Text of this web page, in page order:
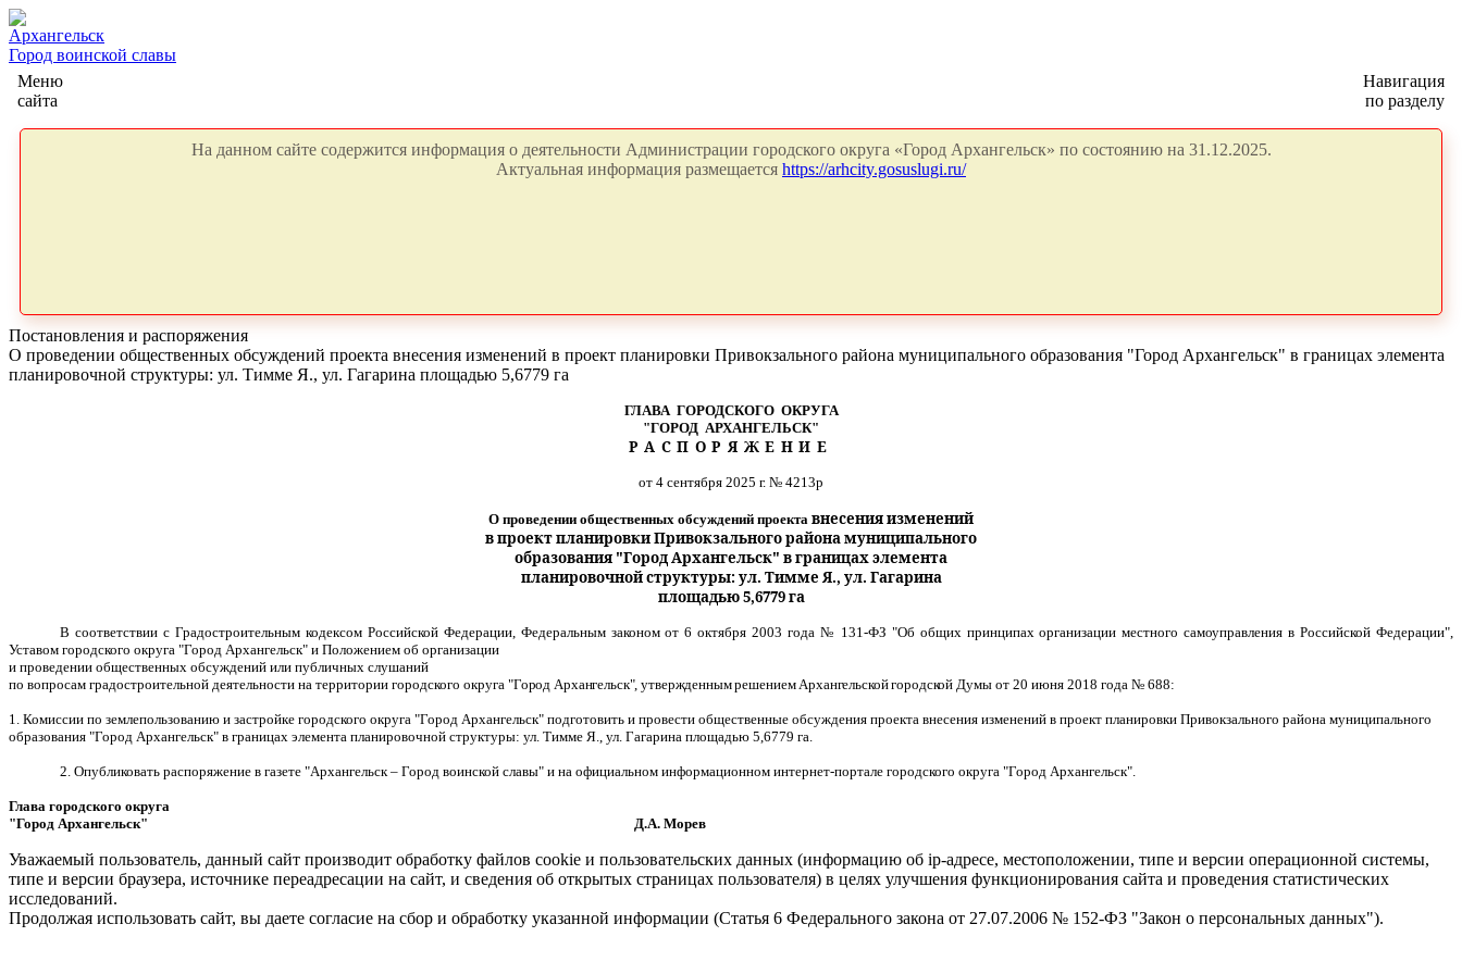
Архангельск
Город воинской славы
Меню
сайта
Навигация
по разделу
На данном сайте содержится информация о деятельности Администрации городского округа «Город Архангельск» по состоянию на 31.12.2025.
Актуальная информация размещается https://arhcity.gosuslugi.ru/
Постановления и распоряжения
О проведении общественных обсуждений проекта внесения изменений в проект планировки Привокзального района муниципального образования "Город Архангельск" в границах элемента
планировочной структуры: ул. Тимме Я., ул. Гагарина площадью 5,6779 га
ГЛАВА ГОРОДСКОГО ОКРУГА
"ГОРОД АРХАНГЕЛЬСК"
РАСПОРЯЖЕНИЕ
от 4 сентября 2025 г. № 4213р
О проведении общественных обсуждений проекта внесения изменений
в проект планировки Привокзального района муниципального
образования "Город Архангельск" в границах элемента
планировочной структуры: ул. Тимме Я., ул. Гагарина
площадью 5,6779 га
В соответствии с Градостроительным кодексом Российской Федерации, Федеральным законом от 6 октября 2003 года № 131-ФЗ "Об общих принципах организации местного самоуправления в Российской Федерации",
Уставом городского округа "Город Архангельск" и Положением об организации
и проведении общественных обсуждений или публичных слушаний
по вопросам градостроительной деятельности на территории городского округа "Город Архангельск", утвержденным решением Архангельской городской Думыот 20 июня 2018 года № 688:
1. Комиссии по землепользованию и застройке городского округа "Город Архангельск" подготовить и провести общественные обсуждения проекта внесения изменений в проект планировки Привокзального района муниципального
образования "Город Архангельск" в границах элемента планировочной структуры: ул. Тимме Я., ул. Гагарина площадью 5,6779 га.
2. Опубликовать распоряжение в газете "Архангельск – Город воинской славы" и на официальном информационном интернет-портале городского округа "Город Архангельск".
Глава городского округа
"Город Архангельск" Д.А. Морев
Уважаемый пользователь, данный сайт производит обработку файлов cookie и пользовательских данных (информацию об ip-адресе, местоположении, типе и версии операционной системы,
типе и версии браузера, источнике переадресации на сайт, и сведения об открытых страницах пользователя) в целях улучшения функционирования сайта и проведения статистических
исследований.
Продолжая использовать сайт, вы даете согласие на сбор и обработку указанной информации (Статья 6 Федерального закона от 27.07.2006 № 152-ФЗ "Закон о персональных данных").